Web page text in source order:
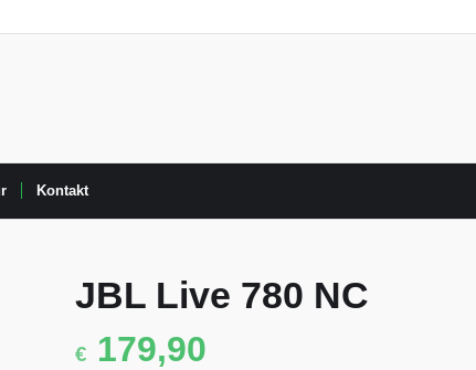
Kontakt
JBL Live 780 NC
€ 179,90